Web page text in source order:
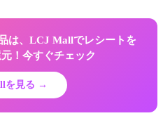
は、LCJ Mallでレシートを
！今すぐチェック
を見る →